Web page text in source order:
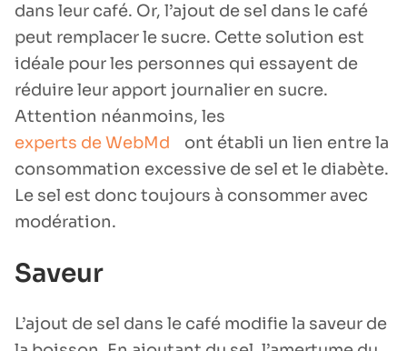
dans leur café. Or, l’ajout de sel dans le café
peut remplacer le sucre. Cette solution est
idéale pour les personnes qui essayent de
réduire leur apport journalier en sucre.
Attention néanmoins, les
experts de WebMd
ont établi un lien entre la
consommation excessive de sel et le diabète.
Le sel est donc toujours à consommer avec
modération.
Saveur
L’ajout de sel dans le café modifie la saveur de